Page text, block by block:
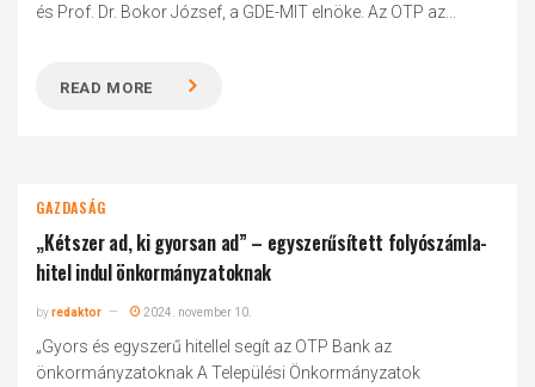
és Prof. Dr. Bokor József, a GDE-MIT elnöke. Az OTP az...
READ MORE
GAZDASÁG
„Kétszer ad, ki gyorsan ad” – egyszerűsített folyószámla-
hitel indul önkormányzatoknak
byredaktor 2024. november 10.
„Gyors és egyszerű hitellel segít az OTP Bank az
önkormányzatoknak A Települési Önkormányzatok